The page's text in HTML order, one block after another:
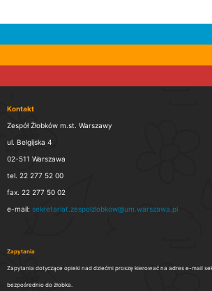
Kontakt
Zespół Żłobków m.st. Warszawy
ul. Belgijska 4
02-511 Warszawa
tel. 22 277 52 00
fax. 22 277 50 02
e-mail: sekretariat.zespolzlobkow@um.warszawa.pl
Zapytania
Zapytania dotyczące opieki nad dziećmi proszę kierować na adres e-mail
bezpośrednio do żłobka.